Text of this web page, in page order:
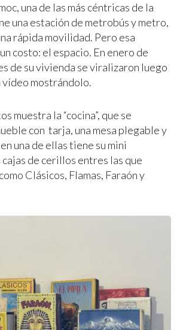
una de las más céntricas de la
una estación de metrobús y metro,
rápida movilidad. Pero esa
costo: el espacio. En enero de
de su vivienda se viralizaron luego
vídeo mostrándolo.
muestra la “cocina”, que se
con tarja, una mesa plegable y
una de ellas tiene su mini
de cerillos entres las que
Clásicos, Flamas, Faraón y